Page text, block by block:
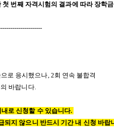
첫 번째 자격시험의 결과에 따라 장학
로 응시했으나, 2회 연속 불합격
바랍니다.
내로 신청할 수 있습니다.
되지 않으니 반드시 기간 내 신청 바랍